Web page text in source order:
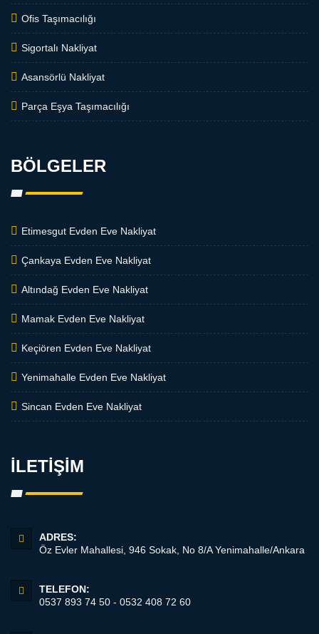
Ofis Taşımacılığı
Sigortalı Nakliyat
Asansörlü Nakliyat
Parça Eşya Taşımacılığı
BÖLGELER
Etimesgut Evden Eve Nakliyat
Çankaya Evden Eve Nakliyat
Altındağ Evden Eve Nakliyat
Mamak Evden Eve Nakliyat
Keçiören Evden Eve Nakliyat
Yenimahalle Evden Eve Nakliyat
Sincan Evden Eve Nakliyat
İLETİŞİM
ADRES:
Öz Evler Mahallesi, 946 Sokak, No 8/A Yenimahalle/Ankara
TELEFON:
0537 893 74 50 - 0532 408 72 60